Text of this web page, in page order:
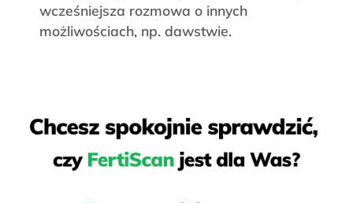
wcześniejsza rozmowa o innych
możliwościach, np. dawstwie.